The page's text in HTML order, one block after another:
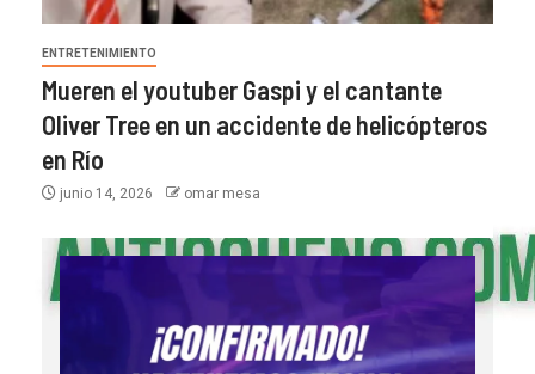
ENTRETENIMIENTO
Mueren el youtuber Gaspi y el cantante
Oliver Tree en un accidente de helicópteros
en Río
junio 14, 2026 omar mesa